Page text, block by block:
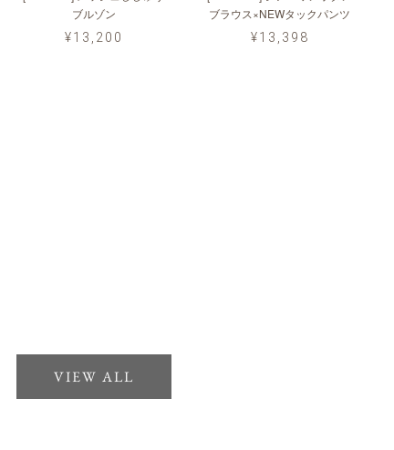
ブルゾン
¥13,200
ブラウス×NEWタックパンツ
¥13,398
VIEW ALL